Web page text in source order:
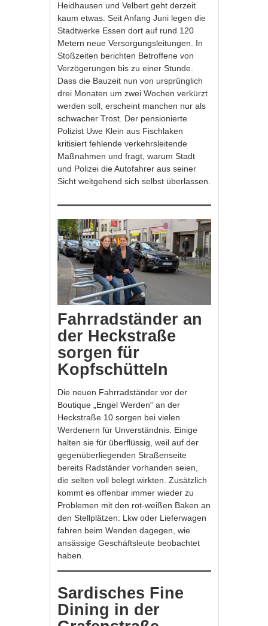
Heidhausen und Velbert geht derzeit
kaum etwas. Seit Anfang Juni legen die
Stadtwerke Essen dort auf rund 120
Metern neue Versorgungsleitungen. In
Stoßzeiten berichten Betroffene von
Verzögerungen bis zu einer Stunde.
Dass die Bauzeit nun von ursprünglich
drei Monaten um zwei Wochen verkürzt
werden soll, erscheint manchen nur als
schwacher Trost. Der pensionierte
Polizist Uwe Klein aus Fischlaken
kritisiert fehlende verkehrsleitende
Maßnahmen und fragt, warum Stadt
und Polizei die Autofahrer aus seiner
Sicht weitgehend sich selbst überlassen.
Fahrradständer an
der Heckstraße
sorgen für
Kopfschütteln
Die neuen Fahrradständer vor der
Boutique „Engel Werden“ an der
Heckstraße 10 sorgen bei vielen
Werdenern für Unverständnis. Einige
halten sie für überflüssig, weil auf der
gegenüberliegenden Straßenseite
bereits Radständer vorhanden seien,
die selten voll belegt wirkten. Zusätzlich
kommt es offenbar immer wieder zu
Problemen mit den rot-weißen Baken an
den Stellplätzen: Lkw oder Lieferwagen
fahren beim Wenden dagegen, wie
ansässige Geschäftsleute beobachtet
haben.
Sardisches Fine
Dining in der